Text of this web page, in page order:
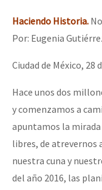
Haciendo Historia.
Por: Eugenia
Ciudad de México, 28
Hace unos dos
y comenzamos a
apuntamos la
libres, de atrevernos
nuestra cuna y
del año 2016, las